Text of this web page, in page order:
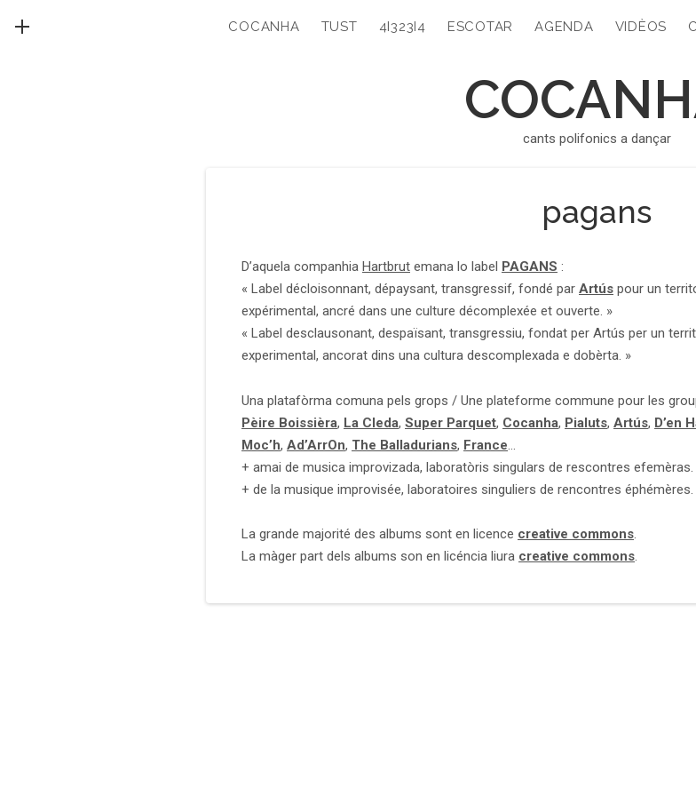
cants polifonics a dançar
COCANHA TUST 4I323I4 ESCOTAR AGENDA VIDÈOS
pagans
D’aquela companhia Hartbrut emana lo label PAGANS :
« Label décloisonnant, dépaysant, transgressif, fondé par Artús pour un
expérimental, ancré dans une culture décomplexée et ouverte. »
« Label desclausonant, despaïsant, transgressiu, fondat per Artús per un
experimental, ancorat dins una cultura descomplexada e dobèrta. »
Una platafòrma comuna pels grops / Une plateforme commune pour les
Pèire Boissièra, La Cleda, Super Parquet, Cocanha, Pialuts, Artús, D’en
Moc’h, Ad’ArrOn, The Balladurians, France
+ amai de musica improvizada, laboratòris singulars de rescontres efemèras.
+ de la musique improvisée, laboratoires singuliers de rencontres éphémères.
La grande majorité des albums sont en licence creative commons.
La màger part dels albums son en licéncia liura creative commons.